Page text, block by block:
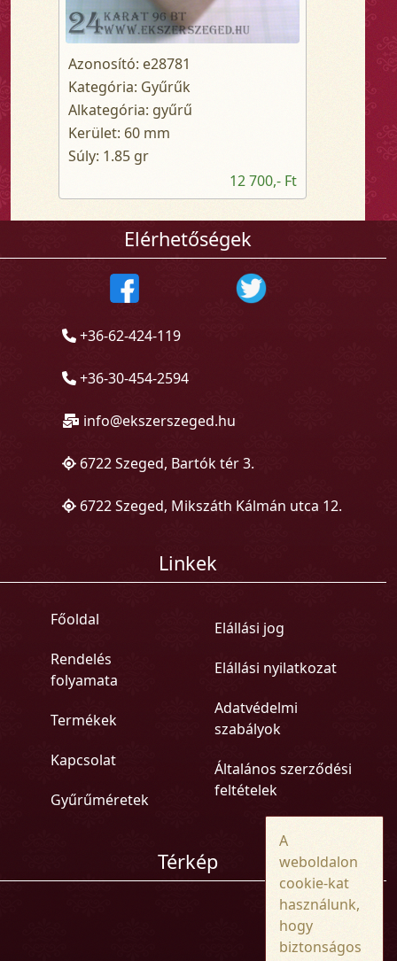
Azonosító: e28781
Kategória: Gyűrűk
Alkategória: gyűrű
Kerület: 60 mm
Súly: 1.85 gr
12 700,- Ft
Elérhetőségek
+36-62-424-119
+36-30-454-2594
info@ekszerszeged.hu
6722 Szeged, Bartók tér 3.
6722 Szeged, Mikszáth Kálmán utca 12.
Linkek
Főoldal
Rendelés
folyamata
Termékek
Kapcsolat
Gyűrűméretek
Elállási jog
Elállási nyilatkozat
Adatvédelmi
szabályok
Általános szerződési
feltételek
Térkép
A
weboldalon
cookie-kat
használunk,
hogy
biztonságos